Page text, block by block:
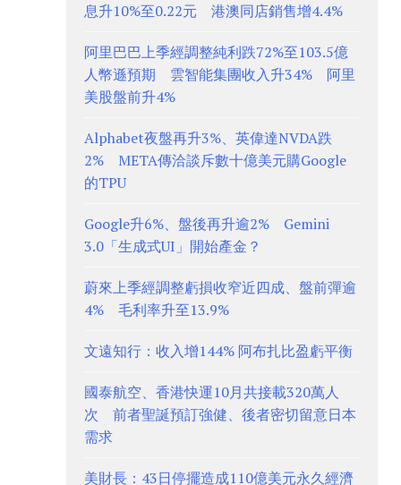
息升10%至0.22元 港澳同店銷售增4.4%
阿里巴巴上季經調整純利跌72%至103.5億
人幣遜預期 雲智能集團收入升34% 阿里
美股盤前升4%
Alphabet夜盤再升3%、英偉達NVDA跌
2% META傳洽談斥數十億美元購Google
的TPU
Google升6%、盤後再升逾2% Gemini
3.0「生成式UI」開始產金？
蔚來上季經調整虧損收窄近四成、盤前彈逾
4% 毛利率升至13.9%
文遠知行：收入增144% 阿布扎比盈虧平衡
國泰航空、香港快運10月共接載320萬人
次 前者聖誕預訂強健、後者密切留意日本
需求
美財長：43日停擺造成110億美元永久經濟